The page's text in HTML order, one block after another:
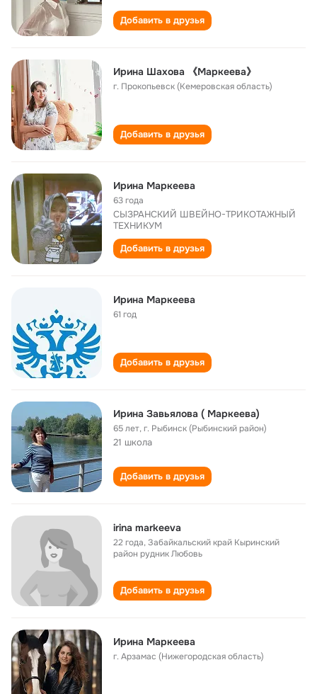
Добавить в друзья
Ирина Шахова 《Маркеева》
г. Прокопьевск (Кемеровская область)
Добавить в друзья
Ирина Маркеева
63 года
СЫЗРАНСКИЙ ШВЕЙНО-ТРИКОТАЖНЫЙ
ТЕХНИКУМ
Добавить в друзья
Ирина Маркеева
61 год
Добавить в друзья
Ирина Завьялова ( Маркеева)
65 лет,г. Рыбинск (Рыбинский район)
21 школа
Добавить в друзья
irina markeeva
22 года,Забайкальский край Кыринский
район рудник Любовь
Добавить в друзья
Ирина Маркеева
г. Арзамас (Нижегородская область)